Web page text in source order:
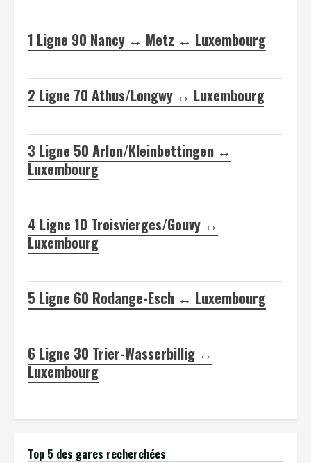
1 Ligne 90 Nancy ↔ Metz ↔ Luxembourg
2 Ligne 70 Athus/Longwy ↔ Luxembourg
3 Ligne 50 Arlon/Kleinbettingen ↔
Luxembourg
4 Ligne 10 Troisvierges/Gouvy ↔
Luxembourg
5 Ligne 60 Rodange-Esch ↔ Luxembourg
6 Ligne 30 Trier-Wasserbillig ↔
Luxembourg
Top 5 des gares recherchées